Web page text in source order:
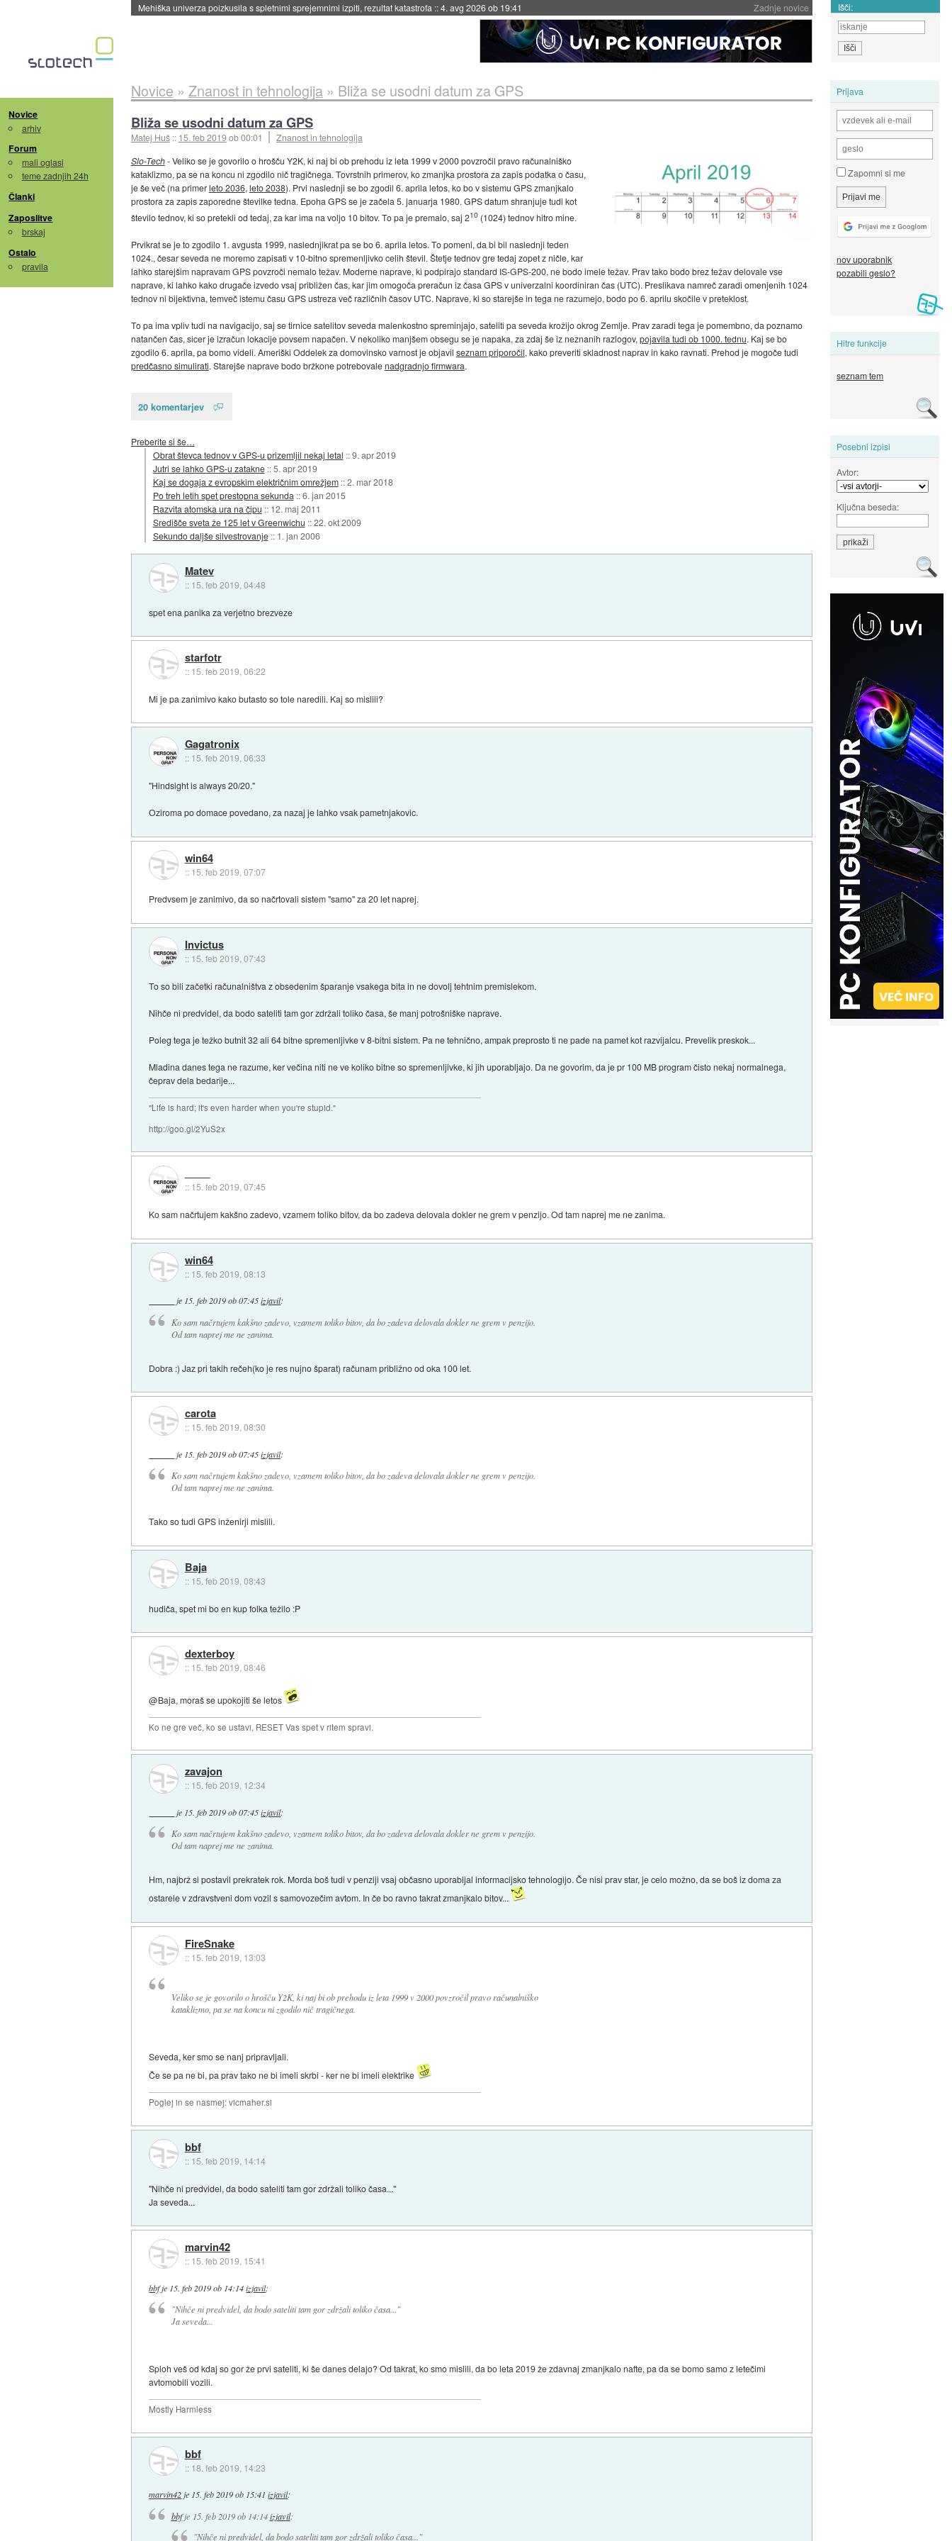
Zadnje novice
Evropska vesoljska agencija razvija svojo raketo za večkratno uporabo::4. avg 2026 ob 19:41 Išči:
Novice
arhiv
Forum
mali oglasi
teme zadnjih 24h
Članki
Zaposlitve
brskaj
Ostalo
pravila
Prijava
Zapomni si me
nov uporabnik
pozabili geslo?
Hitre funkcije
seznam tem
Posebni izpisi
Avtor:
Ključna beseda:
Novice » Znanost in tehnologija» Bliža se usodni datum za GPS
Bliža se usodni datum za GPS
Matej Huš :: 15. feb 2019ob 00:01
Znanost in tehnologija
Slo-Tech- Veliko se je govorilo o hrošču Y2K, ki naj bi ob prehodu iz leta 1999 v 2000 povzročil pravo računalniško
kataklizmo, pa se na koncu ni zgodilo nič tragičnega. Tovrstnih primerov, ko zmanjka prostora za zapis podatka o času,
je še več (na primerleto 2036, leto 2038). Prvi naslednji se bo zgodil 6. aprila letos, ko bo v sistemu GPS zmanjkalo
prostora za zapis zaporedne številke tedna. Epoha GPS se je začela 5. januarja 1980. GPS datum shranjuje tudi kot
število tednov, ki so pretekli od tedaj, za kar ima na voljo 10 bitov. To pa je premalo, saj 210(1024) tednov hitro mine.
Prvikrat se je to zgodilo 1. avgusta 1999, naslednjikrat pa se bo 6. aprila letos. To pomeni, da bi bil naslednji teden
1024., česar seveda ne moremo zapisati v 10-bitno spremenljivko celih števil. Štetje tednov gre tedaj zopet z ničle, kar
lahko starejšim napravam GPS povzroči nemalo težav. Moderne naprave, ki podpirajo standard IS-GPS-200, ne bodo imele težav. Prav tako bodo brez težav delovale vse
naprave, ki lahko kako drugače izvedo vsaj približen čas, kar jim omogoča preračun iz časa GPS v univerzalni koordiniran čas (UTC). Preslikava namreč zaradi omenjenih 1024
tednov ni bijektivna, temveč istemu času GPS ustreza več različnih časov UTC. Naprave, ki so starejše in tega ne razumejo, bodo po 6. aprilu skočile v preteklost.
To pa ima vpliv tudi na navigacijo, saj se tirnice satelitov seveda malenkostno spreminjajo, sateliti pa seveda krožijo okrog Zemlje. Prav zaradi tega je pomembno, da poznamo
natančen čas, sicer je izračun lokacije povsem napačen. V nekoliko manjšem obsegu se je napaka, za zdaj še iz neznanih razlogov,pojavila tudi ob 1000. tednu. Kaj se bo
zgodilo 6. aprila, pa bomo videli. Ameriški Oddelek za domovinsko varnost je objavil seznam priporočil, kako preveriti skladnost naprav in kako ravnati. Prehod je mogoče tudi
predčasno simulirati. Starejše naprave bodo bržkone potrebovalenadgradnjo firmwara.
20 komentarjev
Preberite si še…
Obrat števca tednov v GPS-u prizemljil nekaj letal ::9. apr 2019
Jutri se lahko GPS-u zatakne ::5. apr 2019
Kaj se dogaja z evropskim električnim omrežjem ::2. mar 2018
Po treh letih spet prestopna sekunda ::6. jan 2015
Razvita atomska ura na čipu :: 12. maj 2011
Središče sveta že 125 let v Greenwichu ::22. okt 2009
Sekundo daljše silvestrovanje :: 1. jan 2006
Matev
:: 15. feb 2019, 04:48
spet ena panika za verjetno brezveze
starfotr
:: 15. feb 2019, 06:22
Mi je pa zanimivo kako butasto so tole naredili. Kaj so mislili?
Gagatronix
:: 15. feb 2019, 06:33
"Hindsight is always 20/20."
Oziroma po domace povedano, za nazaj je lahko vsak pametnjakovic.
win64
:: 15. feb 2019, 07:07
Predvsem je zanimivo, da so načrtovali sistem "samo" za 20 let naprej.
Invictus
:: 15. feb 2019, 07:43
To so bili začetki računalništva z obsedenim šparanje vsakega bita in ne dovolj tehtnim premislekom.
Nihče ni predvidel, da bodo sateliti tam gor zdržali toliko časa, še manj potrošniške naprave.
Poleg tega je težko butnit 32 ali 64 bitne spremenljivke v 8-bitni sistem. Pa ne tehnično, ampak preprosto ti ne pade na pamet kot razvijalcu. Prevelik preskok...
Mladina danes tega ne razume, ker večina niti ne ve koliko bitne so spremenljivke, ki jih uporabljajo. Da ne govorim, da je pr 100 MB program čisto nekaj normalnega,
čeprav dela bedarije...
"Life is hard; it's even harder when you're stupid."
http://goo.gl/2YuS2x
:: 15. feb 2019, 07:45
Ko sam načrtujem kakšno zadevo, vzamem toliko bitov, da bo zadeva delovala dokler ne grem v penzijo. Od tam naprej me ne zanima.
win64
:: 15. feb 2019, 08:13
je 15. feb 2019 ob 07:45 izjavil:
Ko sam načrtujem kakšno zadevo, vzamem toliko bitov, da bo zadeva delovala dokler ne grem v penzijo.
Od tam naprej me ne zanima.
Dobra :) Jaz pri takih rečeh(ko je res nujno šparat) računam približno od oka 100 let.
carota
:: 15. feb 2019, 08:30
je 15. feb 2019 ob 07:45 izjavil:
Ko sam načrtujem kakšno zadevo, vzamem toliko bitov, da bo zadeva delovala dokler ne grem v penzijo.
Od tam naprej me ne zanima.
Tako so tudi GPS inženirji mislili.
Baja
:: 15. feb 2019, 08:43
hudiča, spet mi bo en kup folka težilo :P
dexterboy
:: 15. feb 2019, 08:46
@Baja, moraš se upokojiti še letos
Ko ne gre več, ko se ustavi, RESET Vas spet v ritem spravi.
zavajon
:: 15. feb 2019, 12:34
je 15. feb 2019 ob 07:45 izjavil:
Ko sam načrtujem kakšno zadevo, vzamem toliko bitov, da bo zadeva delovala dokler ne grem v penzijo.
Od tam naprej me ne zanima.
Hm, najbrž si postavil prekratek rok. Morda boš tudi v penziji vsaj občasno uporabljal informacijsko tehnologijo. Če nisi prav star, je celo možno, da se boš iz doma za
ostarele v zdravstveni dom vozil s samovozečim avtom. In če bo ravno takrat zmanjkalo bitov...
FireSnake
:: 15. feb 2019, 13:03
Veliko se je govorilo o hrošču Y2K, ki naj bi ob prehodu iz leta 1999 v 2000 povzročil pravo računalniško
kataklizmo, pa se na koncu ni zgodilo nič tragičnega.
Seveda, ker smo se nanj pripravljali.
Če se pa ne bi, pa prav tako ne bi imeli skrbi - ker ne bi imeli elektrike
Poglej in se nasmej: vicmaher.si
bbf
:: 15. feb 2019, 14:14
"Nihče ni predvidel, da bodo sateliti tam gor zdržali toliko časa..."
Ja seveda...
marvin42
:: 15. feb 2019, 15:41
bbfje 15. feb 2019 ob 14:14 izjavil:
"Nihče ni predvidel, da bodo sateliti tam gor zdržali toliko časa..."
Ja seveda...
Sploh veš od kdaj so gor že prvi sateliti, ki še danes delajo? Od takrat, ko smo mislili, da bo leta 2019 že zdavnaj zmanjkalo nafte, pa da se bomo samo z letečimi
avtomobili vozili.
Mostly Harmless
bbf
:: 18. feb 2019, 14:23
marvin42je 15. feb 2019 ob 15:41 izjavil:
bbfje 15. feb 2019 ob 14:14 izjavil:
"Nihče ni predvidel, da bodo sateliti tam gor zdržali toliko časa..."